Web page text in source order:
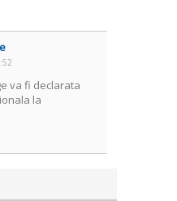
va fi declarata
la